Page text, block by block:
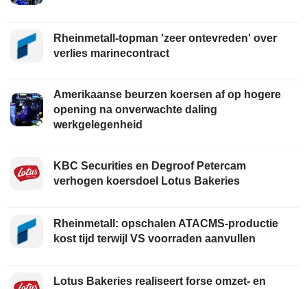
Rheinmetall-topman 'zeer ontevreden' over
verlies marinecontract
Amerikaanse beurzen koersen af op hogere
opening na onverwachte daling
werkgelegenheid
KBC Securities en Degroof Petercam
verhogen koersdoel Lotus Bakeries
Rheinmetall: opschalen ATACMS-productie
kost tijd terwijl VS voorraden aanvullen
Lotus Bakeries realiseert forse omzet- en